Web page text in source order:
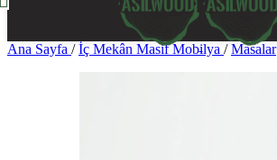
Ana Sayfa / İç Mekân Masif Mobilya / Masalar